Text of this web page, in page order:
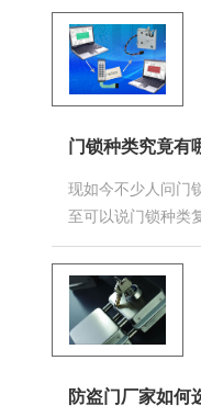
门锁种类究竟有
现如今不少人问门
至可以说门锁种类
防盗门厂家如何